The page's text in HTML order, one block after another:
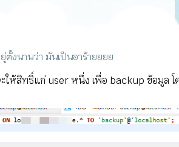
ตั้งนานว่า มันเป็นอาร้ายยยย
ะให้สิทธิ์แก่ user หนึ่ง เพื่อ backup ข้อมูล